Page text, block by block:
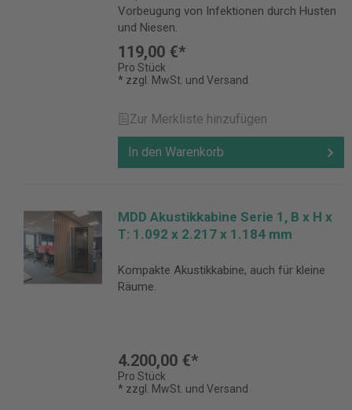
Vorbeugung von Infektionen durch Husten
und Niesen.
119,00 €*
Pro Stück
* zzgl. MwSt. und Versand
Zur Merkliste hinzufügen
In den Warenkorb
MDD Akustikkabine Serie 1, B x H x
T: 1.092 x 2.217 x 1.184 mm
Kompakte Akustikkabine, auch für kleine
Räume.
4.200,00 €*
Pro Stück
* zzgl. MwSt. und Versand